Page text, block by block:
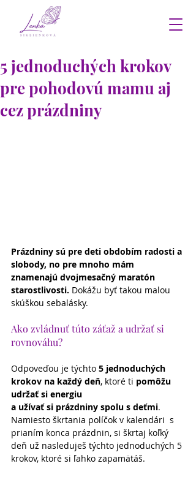
5 jednoduchých krokov
pre pohodovú mamu aj
cez prázdniny
Prázdniny sú pre deti obdobím radosti a
slobody, no pre mnoho mám
znamenajú dvojmesačný maratón
starostlivosti. Dokážu byť takou malou
skúškou sebalásky.
Ako zvládnuť túto záťaž a udržať si
rovnováhu?
Odpoveďou je týchto 5 jednoduchých
krokov na každý deň, ktoré ti pomôžu
udržať si energiu
a užívať si prázdniny spolu s deťmi.
Namiesto škrtania políčok v kalendári  s
prianím konca prázdnin, si škrtaj koľký
deň už nasleduješ týchto jednoduchých 5
krokov, ktoré si ľahko zapamätáš.